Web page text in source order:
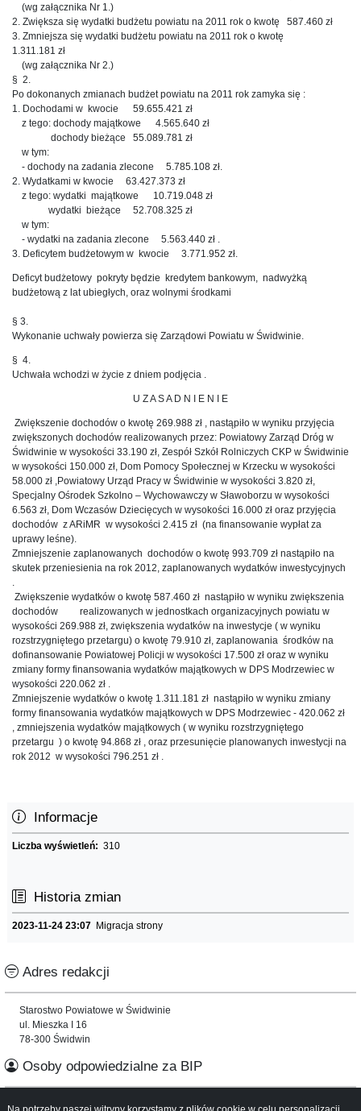
(wg załącznika Nr 1.)
2. Zwiększa się wydatki budżetu powiatu na 2011 rok o kwotę 587.460 zł
3. Zmniejsza się wydatki budżetu powiatu na 2011 rok o kwotę
1.311.181 zł
(wg załącznika Nr 2.)
§ 2.
Po dokonanych zmianach budżet powiatu na 2011 rok zamyka się :
1. Dochodami w kwocie 59.655.421 zł
z tego: dochody majątkowe 4.565.640 zł
dochody bieżące 55.089.781 zł
w tym:
- dochody na zadania zlecone 5.785.108 zł.
2. Wydatkami w kwocie 63.427.373 zł
z tego: wydatki majątkowe 10.719.048 zł
wydatki bieżące 52.708.325 zł
w tym:
- wydatki na zadania zlecone 5.563.440 zł .
3. Deficytem budżetowym w kwocie 3.771.952 zł.
Deficyt budżetowy pokryty będzie kredytem bankowym, nadwyżką
budżetową z lat ubiegłych, oraz wolnymi środkami
§ 3.
Wykonanie uchwały powierza się Zarządowi Powiatu w Świdwinie.
§ 4.
Uchwała wchodzi w życie z dniem podjęcia .
U Z A S A D N I E N I E
Zwiększenie dochodów o kwotę 269.988 zł , nastąpiło w wyniku przyjęcia
zwiększonych dochodów realizowanych przez: Powiatowy Zarząd Dróg w
Świdwinie w wysokości 33.190 zł, Zespół Szkół Rolniczych CKP w Świdwinie
w wysokości 150.000 zł, Dom Pomocy Społecznej w Krzecku w wysokości
58.000 zł ,Powiatowy Urząd Pracy w Świdwinie w wysokości 3.820 zł,
Specjalny Ośrodek Szkolno – Wychowawczy w Sławoborzu w wysokości
6.563 zł, Dom Wczasów Dziecięcych w wysokości 16.000 zł oraz przyjęcia
dochodów z ARiMR w wysokości 2.415 zł (na finansowanie wypłat za
uprawy leśne).
Zmniejszenie zaplanowanych dochodów o kwotę 993.709 zł nastąpiło na
skutek przeniesienia na rok 2012, zaplanowanych wydatków inwestycyjnych
Zwiększenie wydatków o kwotę 587.460 zł nastąpiło w wyniku zwiększenia
dochodów realizowanych w jednostkach organizacyjnych powiatu w
wysokości 269.988 zł, zwiększenia wydatków na inwestycje ( w wyniku
rozstrzygniętego przetargu) o kwotę 79.910 zł, zaplanowania środków na
dofinansowanie Powiatowej Policji w wysokości 17.500 zł oraz w wyniku
zmiany formy finansowania wydatków majątkowych w DPS Modrzewiec w
wysokości 220.062 zł .
Zmniejszenie wydatków o kwotę 1.311.181 zł nastąpiło w wyniku zmiany
formy finansowania wydatków majątkowych w DPS Modrzewiec - 420.062 zł
, zmniejszenia wydatków majątkowych ( w wyniku rozstrzygniętego
przetargu ) o kwotę 94.868 zł , oraz przesunięcie planowanych inwestycji na
rok 2012 w wysokości 796.251 zł .
Informacje
Liczba wyświetleń: 310
Historia zmian
2023-11-24 23:07 Migracja strony
Adres redakcji
Starostwo Powiatowe w Świdwinie
ul. Mieszka I 16
78-300 Świdwin
Osoby odpowiedzialne za BIP
Informacje o serwisie